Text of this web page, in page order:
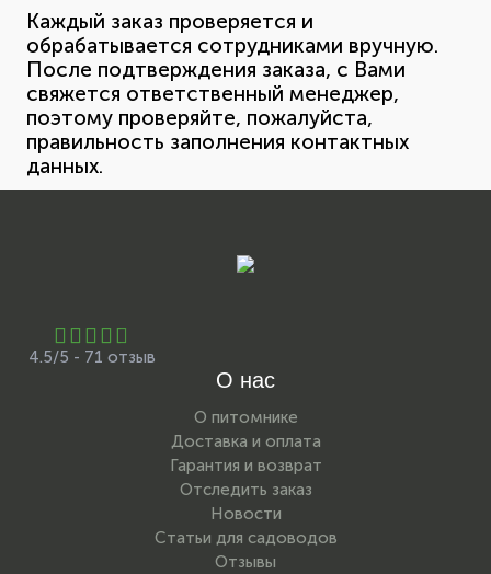
Каждый заказ проверяется и
обрабатывается сотрудниками вручную.
После подтверждения заказа, с Вами
свяжется ответственный менеджер,
поэтому проверяйте, пожалуйста,
правильность заполнения контактных
данных.
4.5/5 - 71 отзыв
О нас
О питомнике
Доставка и оплата
Гарантия и возврат
Отследить заказ
Новости
Статьи для садоводов
Отзывы